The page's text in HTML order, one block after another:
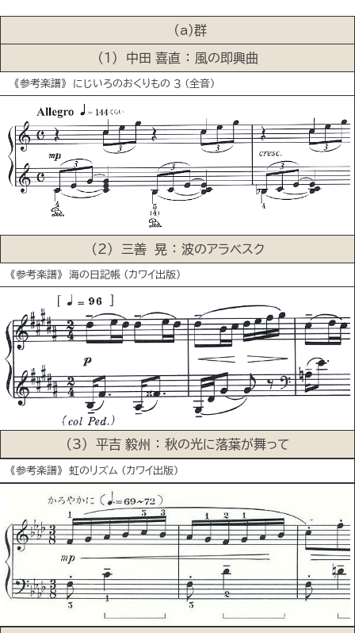
(a)群
(1) 中田 喜直 ： 風の即興曲
《参考楽譜》 にじいろのおくりもの ３ (全音)
(2) 三善 晃 ： 波のアラベスク
《参考楽譜》 海の日記帳 (カワイ出版)
(3) 平吉 毅州 ： 秋の光に落葉が舞って
《参考楽譜》 虹のリズム (カワイ出版)